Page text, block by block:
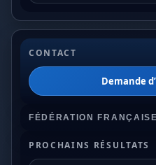
CONTACT
Demande
FÉDÉRATION
PROCHAINS RÉSULTATS